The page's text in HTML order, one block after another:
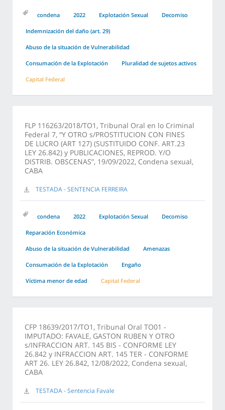
condena 2022 Explotación Sexual Decomiso
Indemnización del daño (art. 29)
Abuso de la situación de Vulnerabilidad
Consumación de la Explotación Pluralidad de sujetos activos
Capital Federal
FLP 116263/2018/TO1, Tribunal Oral en lo Criminal
Federal 7, “Y OTRO s/PROSTITUCION CON FINES
DE LUCRO (ART 127) (SUSTITUIDO CONF. ART.23
LEY 26.842) y PUBLICACIONES, REPROD. Y/O
DISTRIB. OBSCENAS”, 19/09/2022, Condena sexual,
CABA
TESTADA - SENTENCIA FERREIRA
condena 2022 Explotación Sexual Decomiso
Reparación Económica
Abuso de la situación de Vulnerabilidad Amenazas
Consumación de la Explotación Engaño
Víctima menor de edad Capital Federal
CFP 18639/2017/TO1, Tribunal Oral TO01 -
IMPUTADO: FAVALE, GASTON RUBEN Y OTRO
s/INFRACCION ART. 145 BIS - CONFORME LEY
26.842 y INFRACCION ART. 145 TER - CONFORME
ART 26. LEY 26.842, 12/08/2022, Condena sexual,
CABA
TESTADA - Sentencia Favale